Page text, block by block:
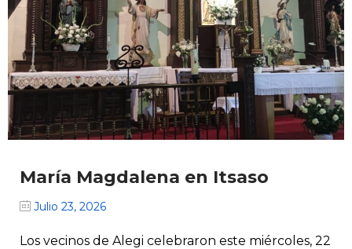
María Magdalena en Itsaso
Julio 23, 2026
Los vecinos de Alegi celebraron este miércoles, 22